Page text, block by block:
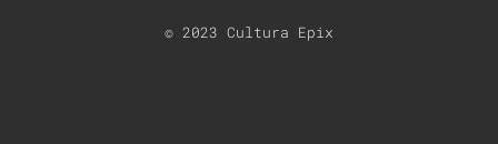
© 2023 Cultura Epix